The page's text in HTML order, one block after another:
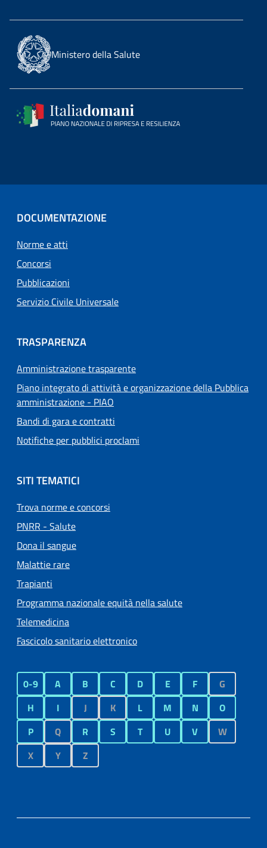
Ministero della Salute
DOCUMENTAZIONE
Norme e atti
Concorsi
Pubblicazioni
Servizio Civile Universale
TRASPARENZA
Amministrazione trasparente
Piano integrato di attività e organizzazione della Pubblica
amministrazione - PIAO
Bandi di gara e contratti
Notifiche per pubblici proclami
SITI TEMATICI
Trova norme e concorsi
PNRR - Salute
Dona il sangue
Malattie rare
Trapianti
Programma nazionale equità nella salute
Telemedicina
Fascicolo sanitario elettronico
0-9 A B C D E F
G
H
I J K L M N
O
P
Q R S T U V
W
X
Y Z